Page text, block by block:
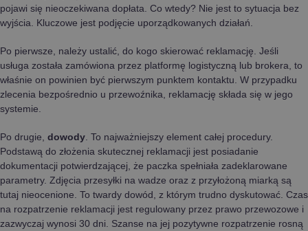
pojawi się nieoczekiwana dopłata. Co wtedy? Nie jest to sytuacja bez
wyjścia. Kluczowe jest podjęcie uporządkowanych działań.
Po pierwsze, należy ustalić, do kogo skierować reklamację. Jeśli
usługa została zamówiona przez platformę logistyczną lub brokera, to
właśnie on powinien być pierwszym punktem kontaktu. W przypadku
zlecenia bezpośrednio u przewoźnika, reklamację składa się w jego
systemie.
Po drugie, dowody . To najważniejszy element całej procedury.
Podstawą do złożenia skutecznej reklamacji jest posiadanie
dokumentacji potwierdzającej, że paczka spełniała zadeklarowane
parametry. Zdjęcia przesyłki na wadze oraz z przyłożoną miarką są
tutaj nieocenione. To twardy dowód, z którym trudno dyskutować. Czas
na rozpatrzenie reklamacji jest regulowany przez prawo przewozowe i
zazwyczaj wynosi 30 dni. Szanse na jej pozytywne rozpatrzenie rosną